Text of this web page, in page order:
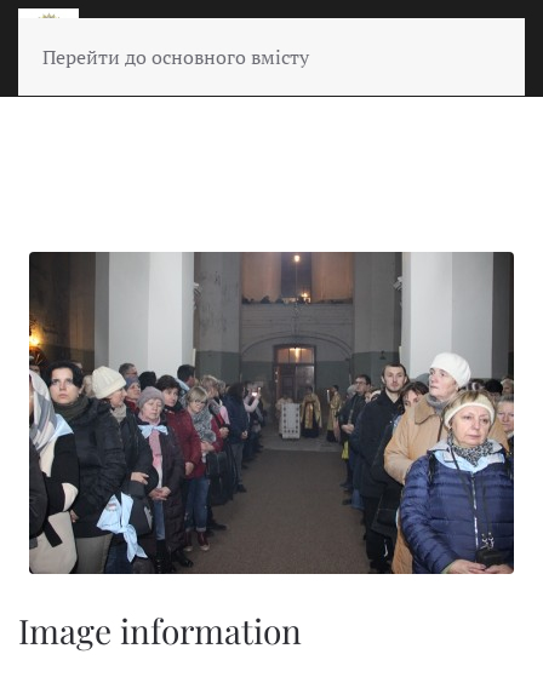
Перейти до основного вмісту
Image information